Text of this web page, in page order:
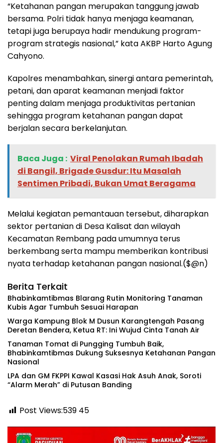
“Ketahanan pangan merupakan tanggung jawab
bersama. Polri tidak hanya menjaga keamanan,
tetapi juga berupaya hadir mendukung program-
program strategis nasional,” kata AKBP Harto Agung
Cahyono.
Kapolres menambahkan, sinergi antara pemerintah,
petani, dan aparat keamanan menjadi faktor
penting dalam menjaga produktivitas pertanian
sehingga program ketahanan pangan dapat
berjalan secara berkelanjutan.
Baca Juga : ‎Viral Penolakan Rumah Ibadah
di Bangil, Brigade Gusdur: Itu Masalah
Sentimen Pribadi, Bukan Umat Beragama
Melalui kegiatan pemantauan tersebut, diharapkan
sektor pertanian di Desa Kalisat dan wilayah
Kecamatan Rembang pada umumnya terus
berkembang serta mampu memberikan kontribusi
nyata terhadap ketahanan pangan nasional.($@n)
Berita Terkait
Bhabinkamtibmas Blarang Rutin Monitoring Tanaman
Kubis Agar Tumbuh Sesuai Harapan
‎Warga Kampung Blok M Dusun Karangtengah Pasang
Deretan Bendera, Ketua RT: Ini Wujud Cinta Tanah Air
Tanaman Tomat di Pungging Tumbuh Baik,
Bhabinkamtibmas Dukung Suksesnya Ketahanan Pangan
Nasional
‎LPA dan GM FKPPI Kawal Kasasi Hak Asuh Anak, Soroti
“Alarm Merah” di Putusan Banding ‎
Post Views:539 45